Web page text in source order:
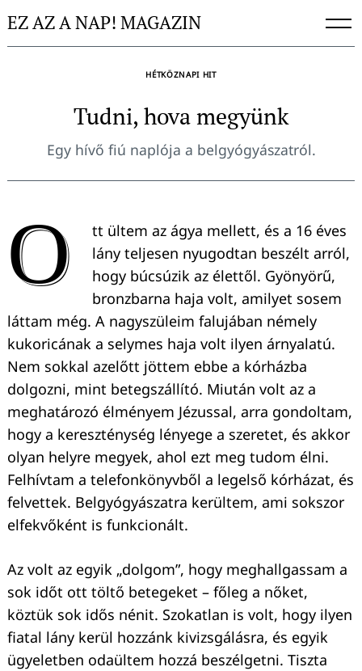
toEZ AZ A NAP! MAGAZIN
HÉTKÖZNAPI HIT
Tudni, hova megyünk
Egy hívő fiú naplója a belgyógyászatról.
O
tt ültem az ágya mellett, és a 16 éves
lány teljesen nyugodtan beszélt arról,
hogy búcsúzik az élettől. Gyönyörű,
bronzbarna haja volt, amilyet sosem
láttam még. A nagyszüleim falujában némely
kukoricának a selymes haja volt ilyen árnyalatú.
Nem sokkal azelőtt jöttem ebbe a kórházba
dolgozni, mint betegszállító. Miután volt az a
meghatározó élményem Jézussal, arra gondoltam,
hogy a kereszténység lényege a szeretet, és akkor
olyan helyre megyek, ahol ezt meg tudom élni.
Felhívtam a telefonkönyvből a legelső kórházat, és
felvettek. Belgyógyászatra kerültem, ami sokszor
elfekvőként is funkcionált.
Az volt az egyik „dolgom”, hogy meghallgassam a
sok időt ott töltő betegeket – főleg a nőket,
köztük sok idős nénit. Szokatlan is volt, hogy ilyen
fiatal lány kerül hozzánk kivizsgálásra, és egyik
ügyeletben odaültem hozzá beszélgetni. Tiszta